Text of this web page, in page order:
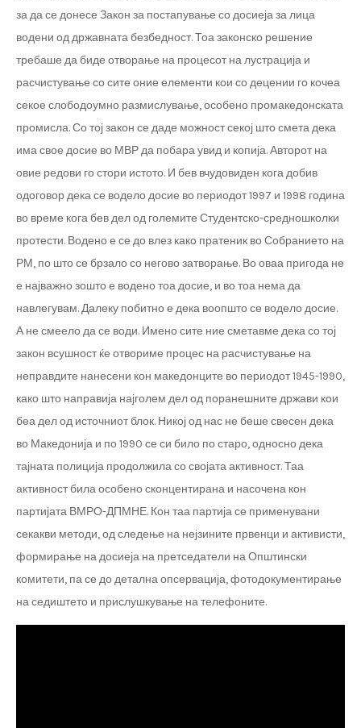
за да се донесе Закон за постапување со досиеја за лица
водени од државната безбедност. Тоа законско решение
требаше да биде отворање на процесот на лустрација и
расчистување со сите оние елементи кои со децении го кочеа
секое слободоумно размислување, особено промакедонската
промисла. Со тој закон се даде можност секој што смета дека
има свое досие во МВР да побара увид и копија. Авторот на
овие редови го стори истото. И бев вчудовиден кога добив
одоговор дека се водело досие во периодот 1997 и 1998 година
во време кога бев дел од големите Студентско-средношколки
протести. Водено е се до влез како пратеник во Собранието на
РМ, по што се брзало со негово затворање. Во оваа пригода не
е најважно зошто е водено тоа досие, и во тоа нема да
навлегувам. Далеку побитно е дека воопшто се водело досие.
А не смеело да се води. Имено сите ние сметавме дека со тој
закон всушност ќе отвориме процес на расчистување на
неправдите нанесени кон македонците во периодот 1945-1990,
како што направија најголем дел од поранешните држави кои
беа дел од источниот блок. Никој од нас не беше свесен дека
во Македонија и по 1990 се си било по старо, односно дека
тајната полиција продолжила со својата активност. Таа
активност била особено сконцентирана и насочена кон
партијата ВМРО-ДПМНЕ. Кон таа партија се применувани
секакви методи, од следење на нејзините првенци и активисти,
формирање на досиеја на претседатели на Општински
комитети, па се до детална опсервација, фотодокументирање
на седиштето и прислушкување на телефоните.